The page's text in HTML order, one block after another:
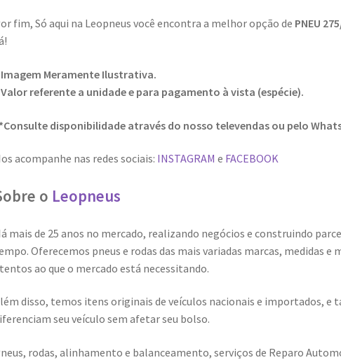
fim, Só aqui na Leopneus você encontra a melhor opção de PNEU
Meramente Ilustrativa.
referente a unidade e para pagamento à vista (espécie).
disponibilidade através do nosso televendas ou pelo
acompanhe nas redes sociais: INSTAGRAM e FACEBOOK
o Leopneus
mais de 25 anos no mercado, realizando negócios e construindo
Oferecemos pneus e rodas das mais variadas marcas, medidas e
ao que o mercado está necessitando.
disso, temos itens originais de veículos nacionais e importados, e
seu veículo sem afetar seu bolso.
rodas, alinhamento e balanceamento, serviços de Reparo